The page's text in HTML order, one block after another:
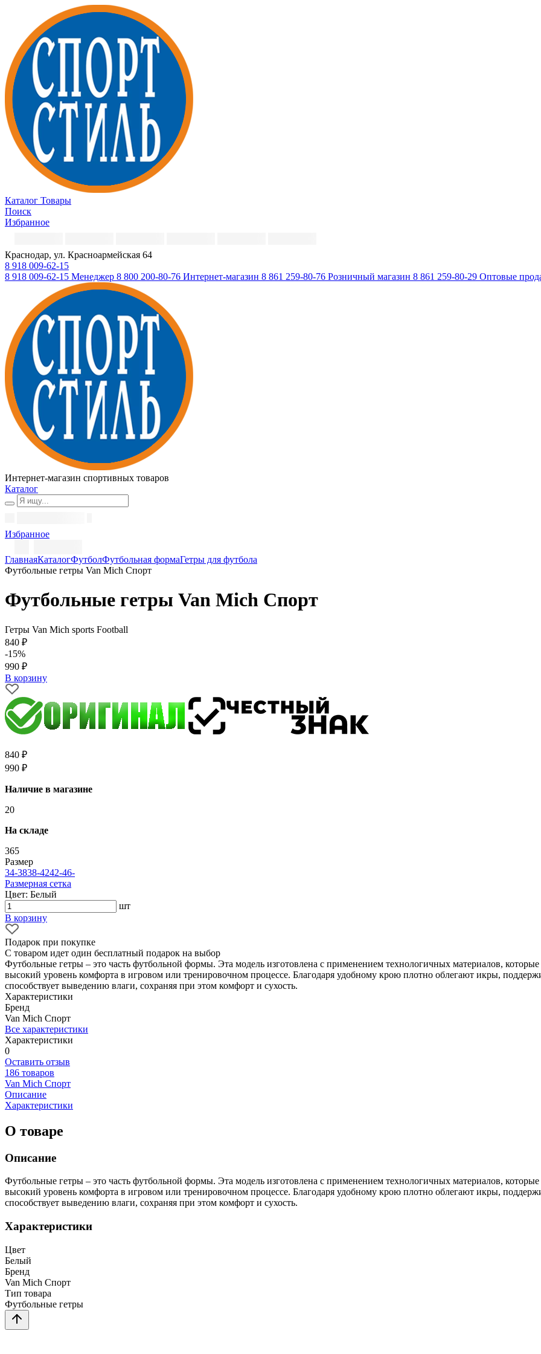
Каталог Товары
Поиск
Избранное
Краснодар, ул. Красноармейская 64
8 918 009-62-15
8 918 009-62-15 Менеджер 8 800 200-80-76 Интернет-магазин 8 861 259-80-76 Розничный магазин 8 861 259-80-29 Оптовые
Интернет-магазин спортивных товаров
Каталог
Избранное
ГлавнаяКаталогФутболФутбольная формаГетры для футбола
Футбольные гетры Van Mich Спорт
Футбольные гетры Van Mich Спорт
Гетры Van Mich sports Football
840 ₽
-15%
990 ₽
В корзину
840 ₽
990 ₽
Наличие в магазине
20
На складе
365
Размер
34-3838-4242-46-
Размерная сетка
Цвет: Белый
шт
В корзину
Подарок при покупке
С товаром идет один бесплатный подарок на выбор
Футбольные гетры – это часть футбольной формы. Эта модель изготовлена с применением технологичных материалов,
высокий уровень комфорта в игровом или тренировочном процессе. Благодаря удобному крою плотно облегают икры,
способствует выведению влаги, сохраняя при этом комфорт и сухость.
Характеристики
Бренд
Van Mich Спорт
Все характеристики
Характеристики
0
Оставить отзыв
186 товаров
Van Mich Спорт
Описание
Характеристики
О товаре
Описание
Футбольные гетры – это часть футбольной формы. Эта модель изготовлена с применением технологичных материалов,
высокий уровень комфорта в игровом или тренировочном процессе. Благодаря удобному крою плотно облегают икры,
способствует выведению влаги, сохраняя при этом комфорт и сухость.
Характеристики
Цвет
Белый
Бренд
Van Mich Спорт
Тип товара
Футбольные гетры